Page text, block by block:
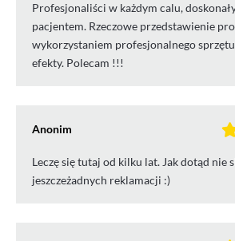
Profesjonaliści w każdym calu,
pacjentem. Rzeczowe przedstawienie
wykorzystaniem profesjonalnego sprzętu
efekty. Polecam !!!
Anonim
Leczę się tutaj od kilku lat. Jak dotąd nie
jeszczeżadnych reklamacji :)